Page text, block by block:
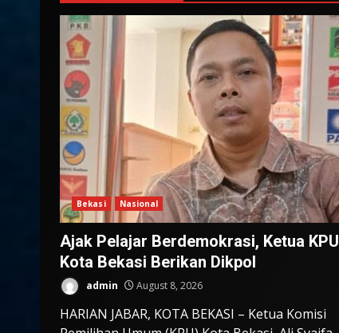
Bekasi Nasional
Ajak Pelajar Berdemokrasi, Ketua KPU
Kota Bekasi Berikan Dikpol
admin August 8, 2026
HARIAN JABAR, KOTA BEKASI – Ketua Komisi